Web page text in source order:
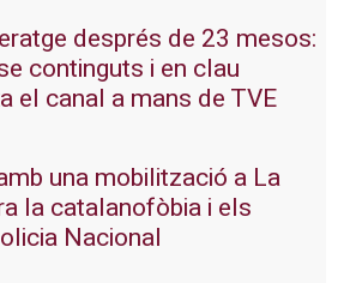
després de 23 mesos:
continguts i en clau
el canal a mans de TVE
una mobilització a La
la catalanofòbia i els
Nacional